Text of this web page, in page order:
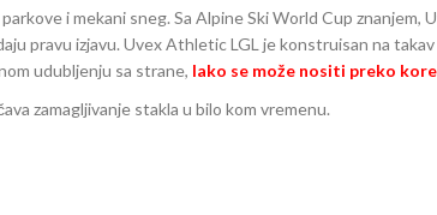
i mekani sneg. Sa Alpine Ski World Cup znanjem,
pravu izjavu. Uvex Athletic LGL je konstruisan na takav
udubljenju sa strane, lako se može nositi preko
zamagljivanje stakla u bilo kom vremenu.